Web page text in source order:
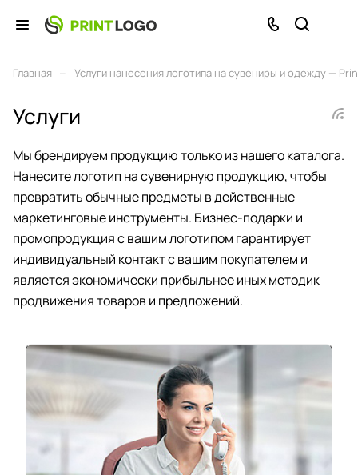
Главная Услуги нанесения логотипа на сувениры и одежду —
Услуги
Мы брендируем продукцию только из нашего каталога.
Нанесите логотип на сувенирную продукцию, чтобы
превратить обычные предметы в действенные
маркетинговые инструменты. Бизнес-подарки и
промопродукция с вашим логотипом гарантирует
индивидуальный контакт с вашим покупателем и
является экономически прибыльнее иных методик
продвижения товаров и предложений.